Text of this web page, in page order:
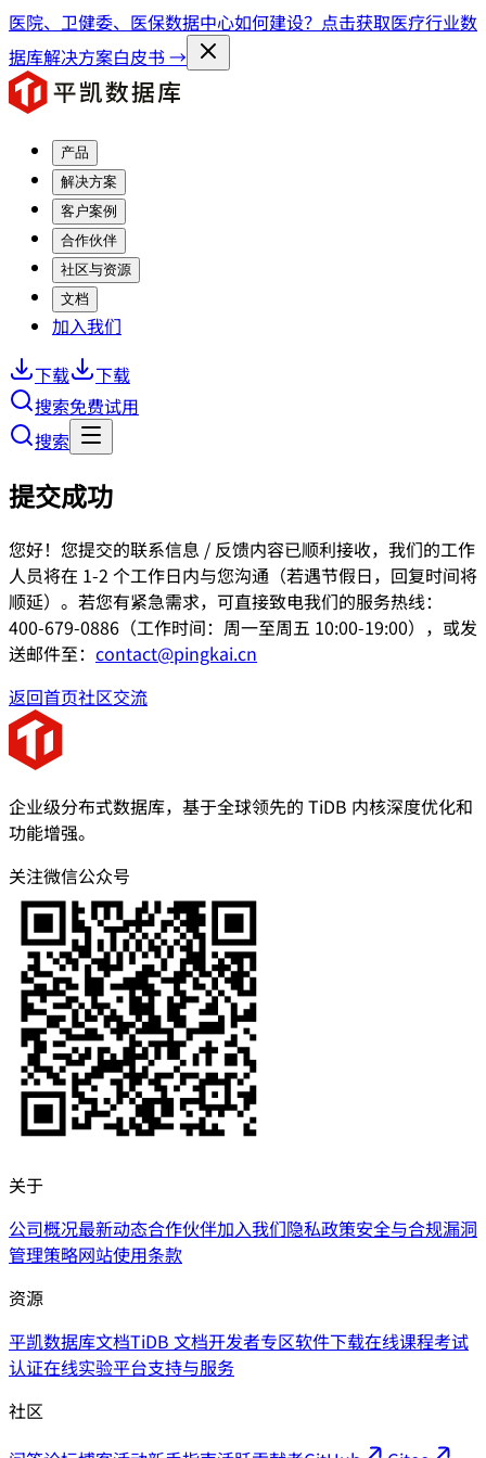
医院、卫健委、医保数据中心如何建设？点击获取医疗行业数
据库解决方案白皮书 →
产品
解决方案
客户案例
合作伙伴
社区与资源
文档
加入我们
下载
下载
搜索免费试用
搜索
提交成功
您好！您提交的联系信息 / 反馈内容已顺利接收，我们的工作
人员将在 1-2 个工作日内与您沟通（若遇节假日，回复时间将
顺延）。若您有紧急需求，可直接致电我们的服务热线：
400-679-0886（工作时间：周一至周五 10:00-19:00），或发
送邮件至： contact@pingkai.cn
返回首页社区交流
企业级分布式数据库，基于全球领先的 TiDB 内核深度优化和
功能增强。
关注微信公众号
关于
公司概况最新动态合作伙伴加入我们隐私政策安全与合规漏洞
管理策略网站使用条款
资源
平凯数据库文档TiDB 文档开发者专区软件下载在线课程考试
认证在线实验平台支持与服务
社区